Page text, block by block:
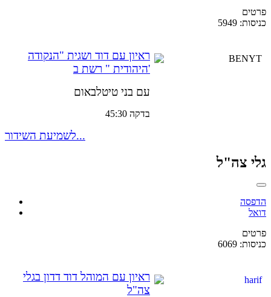
פרטים
כניסות: 5949
ראיון עם דוד ושגית "הנקודה
היהודית " רשת ב'
עם בני טיטלבאום
בדקה 45:30
לשמיעת השידור...
גלי צה"ל
הדפסה
דואל
פרטים
כניסות: 6069
ראיון עם המוהל דוד דדון בגלי
צה"ל